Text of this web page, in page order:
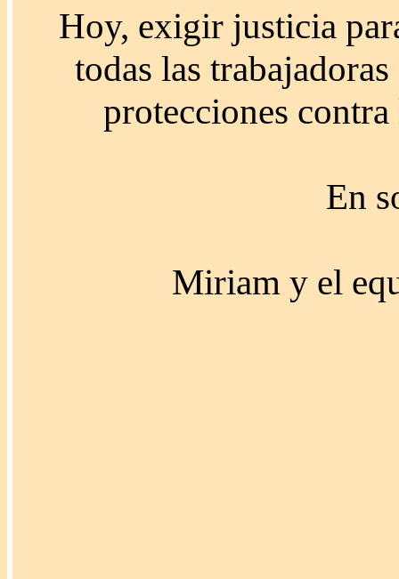
Hoy, exigir justicia
todas las
protecciones
En
Miriam y el